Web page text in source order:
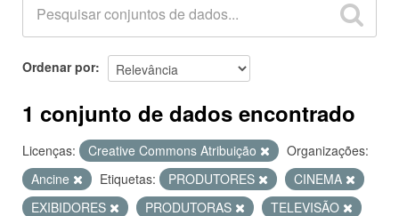
GRUPOS
SOBRE
Ordenar por
1 conjunto de dados encontrado
Licenças: Creative Commons Atribuição
Organizações:
Ancine
Etiquetas: PRODUTORES
CINEMA
EXIBIDORES
PRODUTORAS
TELEVISÃO